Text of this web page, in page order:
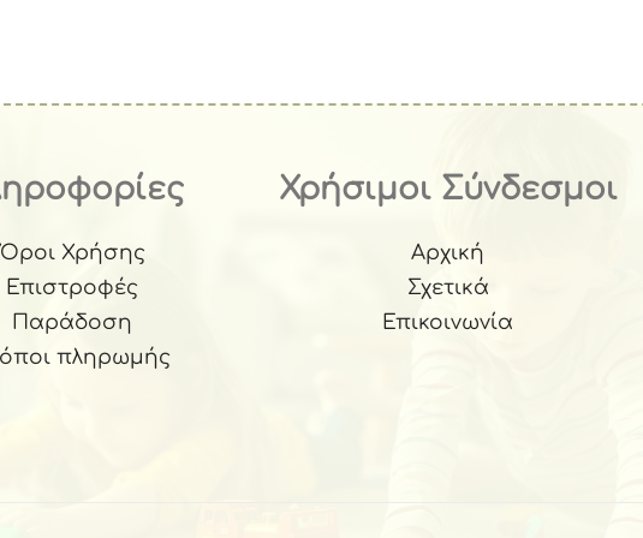
Όροι Χρήσης
Επιστροφές
Παράδοση
πληρωμής
Χρήσιμοι Σύνδεσμοι
Αρχική
Σχετικά
Επικοινωνία